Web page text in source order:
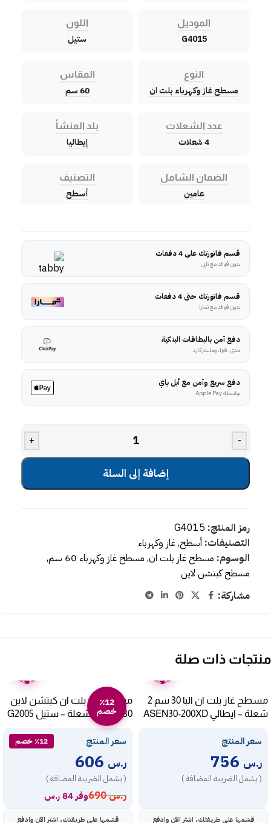
الموديل
G4015
اللون
ستيل
النوع
مسطح غاز وكهرباء بلت ان
المقاس
60 سم
عدد الشعلات
4 شعلات
بلد المنشأ
إيطاليا
الضمان الشامل
عامين
التصنيف
أسطح
قسم فاتورتك على 4 دفعات
بدون فوائد مع تابي
قسم فاتورتك حتى 4 دفعات
بدون فوائد مع تمارا
دفع آمن بالبطاقات البنكية
مدى، فيزا، وماستركارد
دفع سريع وآمن مع أبل باي
بواسطة Apple Pay
-
+
إضافة إلى السلة
رمز المنتج: G4015
التصنيفات: أسطح,غاز وكهرباء
الوسوم: مسطح غاز بلت ان, مسطح غاز وكهرباء 60 سم
,
مسطح كيتشن لاين
مشاركة:
منتجات ذات صلة
مسطح غاز بلت ان البا 30 سم 2
شعلة – ايطالي ASEN30-200XD
سعر المنتج
ر.س
( يشمل الضريبة المضافة )
قسّمها على طريقتك، اشترِ الآن وادفع
٪12
خصم
مسطح غاز بلت ان كيتشن لاين
30 سم – 2 شعلة – ستيل G2005
سعر المنتج ٪12 خصم
ر.س
( يشمل الضريبة المضافة )
ر.س690 وفر 84 ر.س
قسّمها على طريقتك، اشترِ الآن وادفع